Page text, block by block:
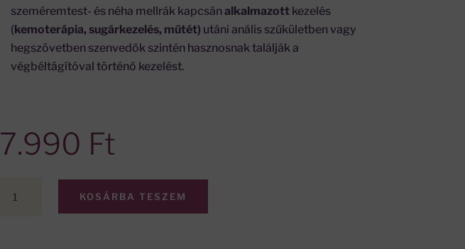
szeméremtest- és néha mellrák kapcsánalkalmazott kezelés
(kemoterápia, sugárkezelés, műtét) utáni anális szűkületben vagy
hegszövetben szenvedők szintén hasznosnak találják a
végbéltágítóval történő kezelést.
7.990 Ft
Rose
KOSÁRBA TESZEM